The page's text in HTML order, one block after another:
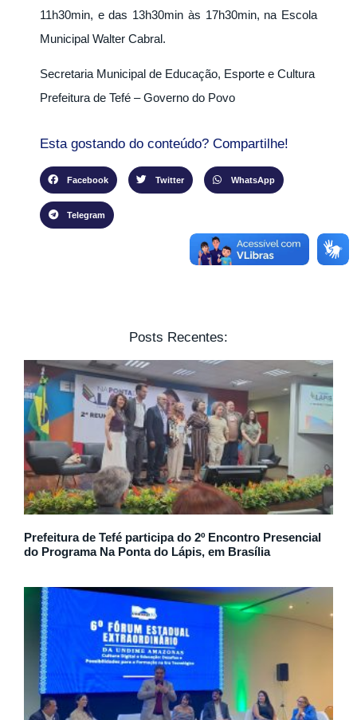
11h30min, e das 13h30min às 17h30min, na Escola
Municipal Walter Cabral.
Secretaria Municipal de Educação, Esporte e Cultura
Prefeitura de Tefé – Governo do Povo
Esta gostando do conteúdo? Compartilhe!
Facebook Twitter WhatsApp
Telegram
Posts Recentes:
Prefeitura de Tefé participa do 2º Encontro Presencial
do Programa Na Ponta do Lápis, em Brasília